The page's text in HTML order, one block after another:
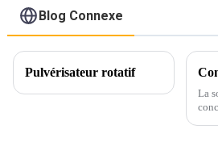
Blog Connexe
Pulvérisateur rotatif
La